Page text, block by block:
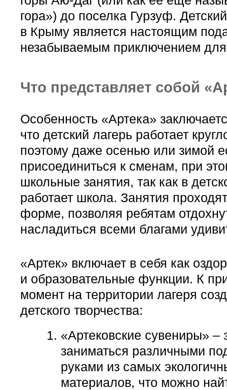
гора») до поселка Гурзуф.
в Крыму является настоящим
незабываемым приключением
Что представляет собой
Особенность «Артека»
что детский лагерь работает
поэтому даже осенью или зимой
присоединиться к сменам, при
школьные занятия, так как в
работает школа. Занятия
форме, позволяя ребятам
насладиться всеми благами
«Артек» включает в себя как
и образовательные функции. К
момент на территории лагеря
детского творчества:
«Артековские сувениры» –
заниматься различными
руками из самых
материалов, что можно